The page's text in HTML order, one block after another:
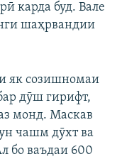
карда буд. Вале
шаҳрвандии
як созишномаи
дӯш гирифт,
монд. Маскав
чашм дӯхт ва
бо ваъдаи 600